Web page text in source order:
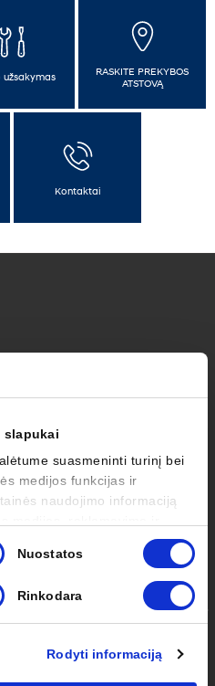
slapukai
suasmeninti turinį bei
medijos funkcijas ir
naudojimo informaciją
ją pridėti prie kitos jūsų
surinktos informacijos.
Nuostatos
Rinkodara
Rodyti informaciją
užsakymas
RASKITE PREKYBOS
ATSTOVĄ
Kontaktai